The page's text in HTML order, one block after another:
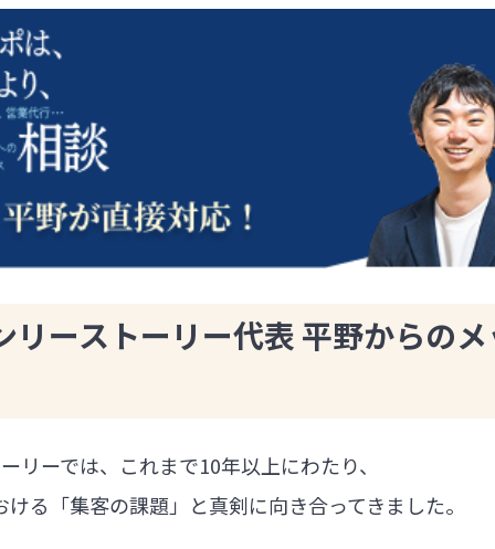
リーストーリー代表 平野からの
リーでは、これまで10年以上にわたり、
る「集客の課題」と真剣に向き合ってきました。